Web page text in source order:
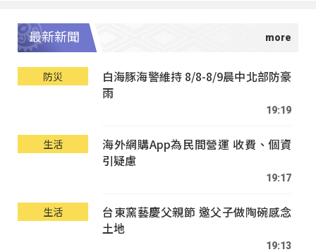
最新新聞
防災
白海豚海警維持 8/8-8/9晨中北部防豪
雨
19:19
生活
海外網購App為民間營運 收費、個資
引疑慮
19:17
生活
台東窯藝慶父親節 邀父子做陶碗感念
土地
19:13